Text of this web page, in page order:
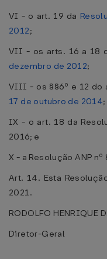
VI - o art. 19 da
2012;
VII - os arts. 16 a 18
dezembro de 2012;
VIII - os §§6º e 12 do
17 de outubro de 2014;
IX - o art. 18 da
2016; e
X - a Resolução ANP
Art. 14. Esta
2021.
RODOLFO HENRIQUE
Diretor-Geral